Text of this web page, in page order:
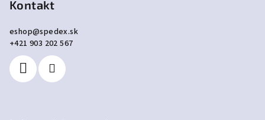
Kontakt
eshop@spedex.sk
+421 903 202 567